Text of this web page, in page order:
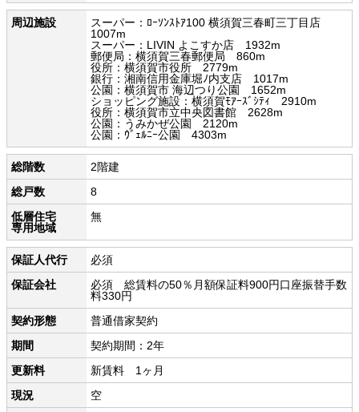
周辺施設
スーパー：ﾛｰｿﾝｽﾄｱ100 横須賀三春町三丁目店
1007m
スーパー：LIVIN よこすか店 1932m
郵便局：横須賀三春郵便局 860m
役所：横須賀市役所 2779m
銀行：湘南信用金庫堀ﾉ内支店 1017m
公園：横須賀市 海辺つり公園 1652m
ショッピング施設：横須賀ﾓｱｰｽﾞｼﾃｨ 2910m
役所：横須賀市立中央図書館 2628m
公園：うみかぜ公園 2120m
公園：ｳﾞｪﾙﾆｰ公園 4303m
総階数
2階建
総戸数
8
低層住宅
専用地域
無
保証人代行
必須
保証会社
必須 総賃料の50％月額保証料900円口座振替手数
料330円
契約形態
普通借家契約
期間
契約期間：2年
更新料
新賃料 1ヶ月
現況
空